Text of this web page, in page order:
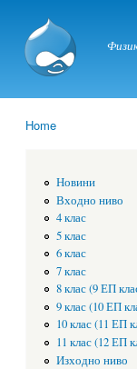
Home
Новини
Входно ниво
4 клас
5 клас
6 клас
7 клас
8 клас (9 ЕП
9 клас (10 ЕП
10 клас (11 ЕП
11 клас (12 ЕП
Изходно ниво